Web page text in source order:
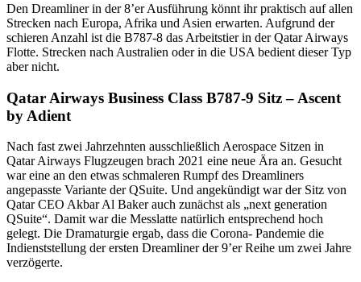
Den Dreamliner in der 8’er Ausführung könnt ihr praktisch auf allen
Strecken nach Europa, Afrika und Asien erwarten. Aufgrund der
schieren Anzahl ist die B787-8 das Arbeitstier in der Qatar Airways
Flotte. Strecken nach Australien oder in die USA bedient dieser Typ
aber nicht.
Qatar Airways Business Class B787-9 Sitz – Ascent
by Adient
Nach fast zwei Jahrzehnten ausschließlich Aerospace Sitzen in
Qatar Airways Flugzeugen brach 2021 eine neue Ära an. Gesucht
war eine an den etwas schmaleren Rumpf des Dreamliners
angepasste Variante der QSuite. Und angekündigt war der Sitz von
Qatar CEO Akbar Al Baker auch zunächst als „next generation
QSuite“. Damit war die Messlatte natürlich entsprechend hoch
gelegt. Die Dramaturgie ergab, dass die Corona- Pandemie die
Indienststellung der ersten Dreamliner der 9’er Reihe um zwei Jahre
verzögerte.